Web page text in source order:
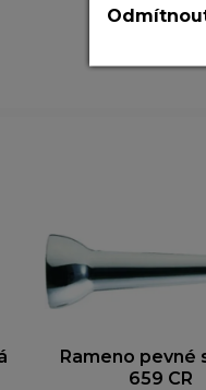
Rameno pevné
659 CR